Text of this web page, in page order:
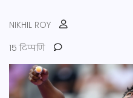
NIKHIL ROY
15 टिप्पणि